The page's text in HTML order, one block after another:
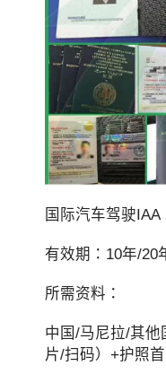
国际汽车驾驶IAA
有效期：10年/20
所需资料：
中国/马尼拉/其他
片/扫码）+护照